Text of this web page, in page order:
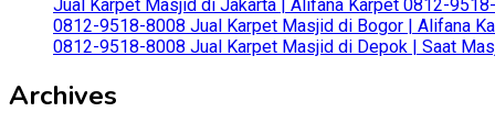
Jual Karpet Masjid di Jakarta | Alifana Karpet 0812-
0812-9518-8008 Jual Karpet Masjid di Bogor | Alifana
0812-9518-8008 Jual Karpet Masjid di Depok | Saat
Archives